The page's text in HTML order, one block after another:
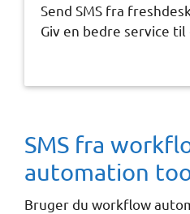
Send SMS fra
Giv en bedre service til
SMS fra
automation
Bruger du workflow